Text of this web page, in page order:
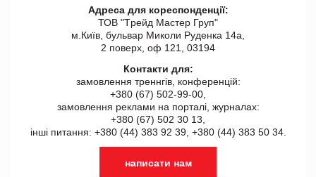
Адреса для кореспонденції:
ТОВ "Tрейд Мастер Груп"
м.Київ, бульвар Миколи Руденка 14а,
2 поверх, оф 121, 03194
Контакти для:
замовлення треннгів, конференцій:
+380 (67) 502-99-00,
замовлення реклами на порталі, журналах:
+380 (67) 502 30 13,
інші питання: +380 (44) 383 92 39, +380 (44) 383 50 34.
написати нам